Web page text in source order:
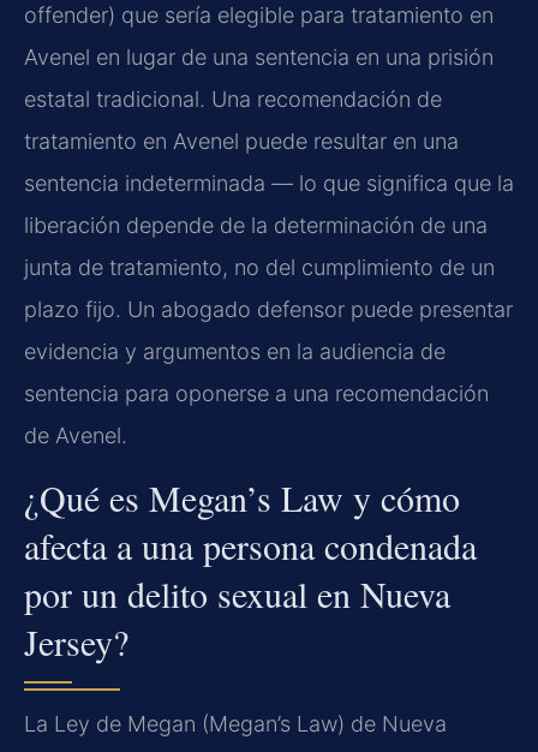
offender) que sería elegible para tratamiento en
Avenel en lugar de una sentencia en una prisión
estatal tradicional. Una recomendación de
tratamiento en Avenel puede resultar en una
sentencia indeterminada — lo que significa que la
liberación depende de la determinación de una
junta de tratamiento, no del cumplimiento de un
plazo fijo. Un abogado defensor puede presentar
evidencia y argumentos en la audiencia de
sentencia para oponerse a una recomendación
de Avenel.
¿Qué es Megan’s Law y cómo
afecta a una persona condenada
por un delito sexual en Nueva
Jersey?
La Ley de Megan (Megan’s Law) de Nueva